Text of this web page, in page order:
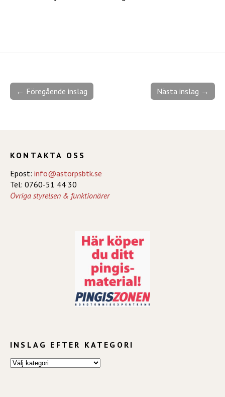
Nästa inslag →
← Föregående inslag
KONTAKTA OSS
Epost: info@astorpsbtk.se
Tel: 0760-51 44 30
Övriga styrelsen & funktionärer
INSLAG EFTER KATEGORI